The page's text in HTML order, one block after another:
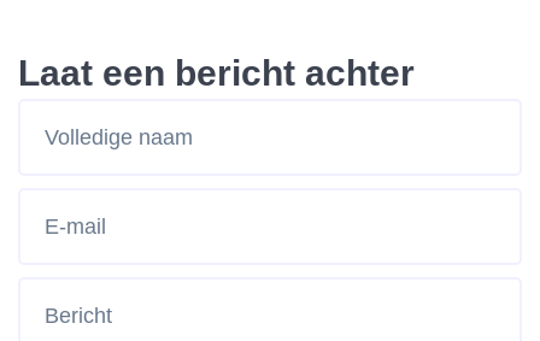
Laat een bericht achter